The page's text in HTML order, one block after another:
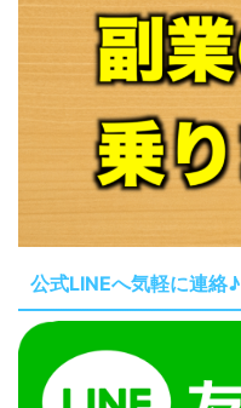
公式LINEへ気軽に連絡♪